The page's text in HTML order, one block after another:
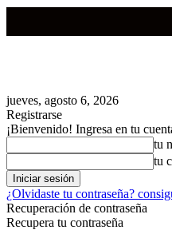
jueves, agosto 6, 2026
Registrarse
¡Bienvenido! Ingresa en tu
tu
tu
¿Olvidaste tu contraseña?
Recuperación de contraseña
Recupera tu contraseña